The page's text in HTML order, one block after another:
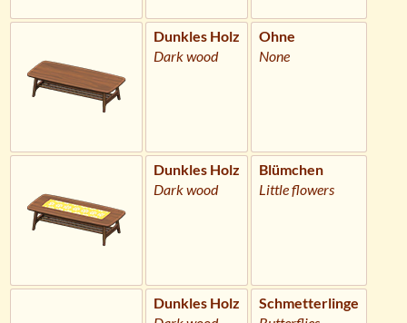
Dunkles Holz
Dark wood
Ohne
None
Dunkles Holz
Dark wood
Blümchen
Little flowers
Dunkles Holz
Schmetterlinge